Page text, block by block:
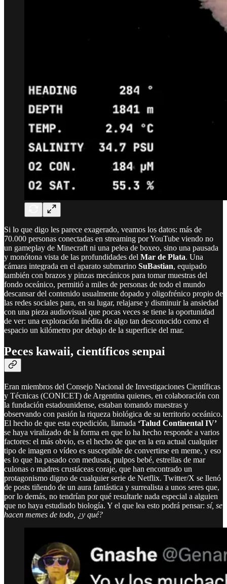
Si lo que digo les parece exagerado, veamos los datos: más de
70.000 personas conectadas en streaming por YouTube viendo no
un gameplay de Minecraft ni una pelea de boxeo, sino una pausada
y monótona vista de las profundidades del Mar de Plata. Una
cámara integrada en el aparato submarino SuBastian, equipado
también con brazos y pinzas mecánicos para tomar muestras del
fondo oceánico, permitió a miles de personas de todo el mundo
descansar del contenido usualmente dopado y oligofrénico propio de
las redes sociales para, en su lugar, relajarse y disminuir la ansiedad
con una pieza audiovisual que pocas veces se tiene la oportunidad
de ver: una exploración inédita de algo tan desconocido como el
espacio un kilómetro por debajo de la superficie del mar.
Peces kawaii, científicos senpai
Eran miembros del Consejo Nacional de Investigaciones Científicas
y Técnicas (CONICET) de Argentina quienes, en colaboración con
la fundación estadounidense, estaban tomando muestras y
observando con pasión la riqueza biológica de su territorio oceánico.
El hecho de que esta expedición, llamada ‘Talud Continental IV’
se haya viralizado de la forma en que lo ha hecho responde a varios
factores: el más obvio, es el hecho de que en la era actual cualquier
tipo de imagen o vídeo es susceptible de convertirse en meme, y eso
es lo que ha pasado con medusas, pulpos bebé, estrellas de mar
culonas o madres crustáceas coraje, que han encontrado un
protagonismo digno de cualquier serie de Netflix. Twitter/X se llenó
de posts tiñendo de un aura fantástica y surrealista a unos seres que,
por lo demás, no tendrían por qué resultarle nada especial a alguien
que no haya estudiado biología. Y el que lea esto podrá pensar: sí, se
hacen memes de todo, ¿y qué?